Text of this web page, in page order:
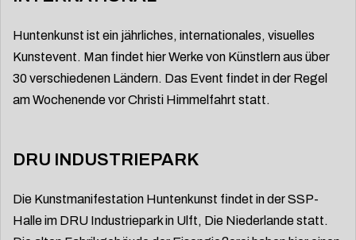
Huntenkunst ist ein jährliches, internationales, visuelles
Kunstevent. Man findet hier Werke von Künstlern aus über
30 verschiedenen Ländern. Das Event findet in der Regel
am Wochenende vor Christi Himmelfahrt statt.
DRU INDUSTRIEPARK
Die Kunstmanifestation Huntenkunst findet in der SSP-
Halle im DRU Industriepark in Ulft, Die Niederlande statt.